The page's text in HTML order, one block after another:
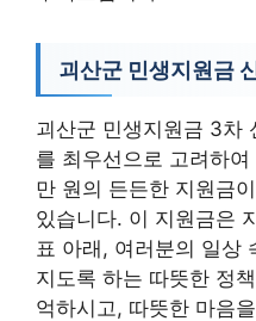
괴산군 민생지원금
괴산군 민생지원금 3차
를 최우선으로 고려하
만 원의 든든한 지원금
있습니다. 이 지원금은
표 아래, 여러분의 일상
지도록 하는 따뜻한 정
억하시고, 따뜻한 마음